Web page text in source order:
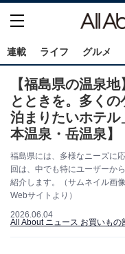
連載 ライフ グルメ
【福島県の温泉
とときを。多く
泊まりたいホテ
本温泉・岳温泉】
福島県には、多様なニーズに
回は、中でも特にユーザーか
紹介します。（サムネイル画
Webサイトより）
2026.06.04
All About ニュース お買いもの